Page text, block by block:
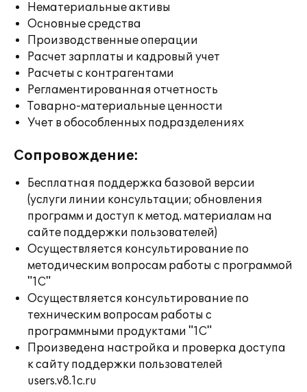
Нематериальные активы
Основные средства
Производственные операции
Расчет зарплаты и кадровый учет
Расчеты с контрагентами
Регламентированная отчетность
Товарно-материальные ценности
Учет в обособленных подразделениях
Сопровождение:
Бесплатная поддержка базовой версии
(услуги линии консультации; обновления
программ и доступ к метод. материалам на
сайте поддержки пользователей)
Осуществляется консультирование по
методическим вопросам работы с программой
"1С"
Осуществляется консультирование по
техническим вопросам работы с
программными продуктами "1С"
Произведена настройка и проверка доступа
к сайту поддержки пользователей
users.v8.1c.ru